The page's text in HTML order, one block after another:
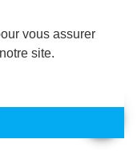
vous assurer
site.